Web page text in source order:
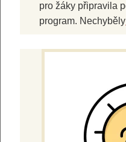
pro žáky připravila
program. Nechyběly